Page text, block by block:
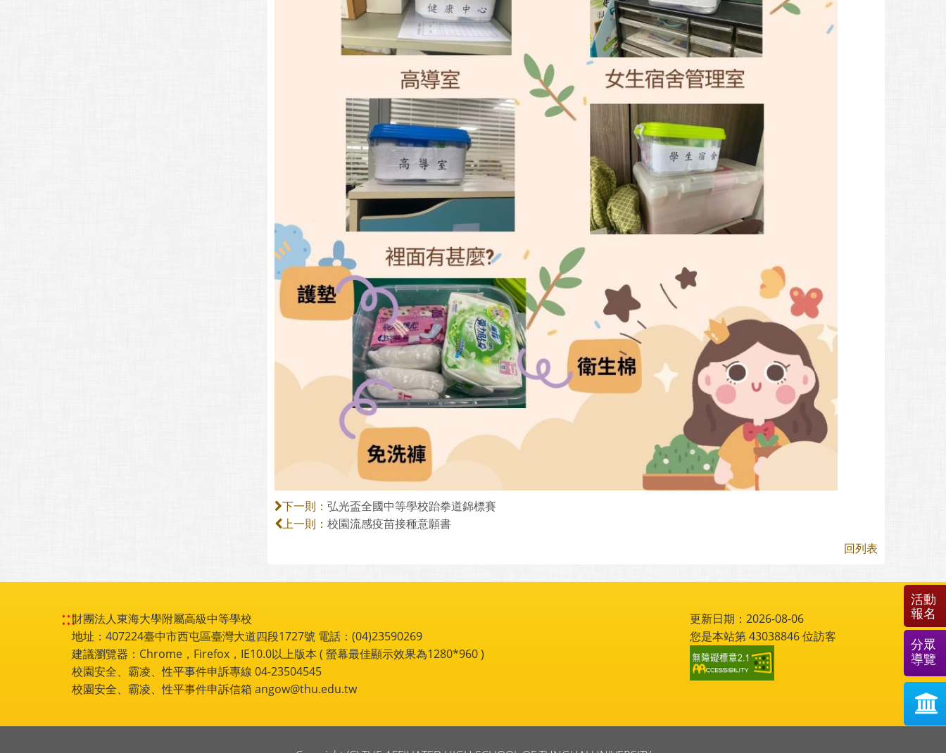
下一則： 弘光盃全國中等學校跆拳道錦標賽
上一則： 校園流感疫苗接種意願書
回列表
:::財團法人東海大學附屬高級中等學校
地址：407224臺中市西屯區臺灣大道四段1727號 電話：(04)23590269
建議瀏覽器：Chrome，Firefox，IE10.0以上版本 ( 螢幕最佳顯示效果為1280*960 )
校園安全、霸凌、性平事件申訴專線 04-23504545
校園安全、霸凌、性平事件申訴信箱 angow@thu.edu.tw
更新日期：2026-08-06
您是本站第43038846位訪客
活動
報名
分眾
導覽